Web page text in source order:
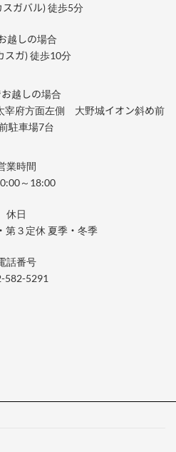
ガバル) 徒歩5分
越しの場合
スガ) 徒歩10分
越しの場合
宰府方面左側 大野城イオン斜め前
駐車場7台
業時間
～18:00
休日
第３定休 夏季・冬季
話番号
582-5291